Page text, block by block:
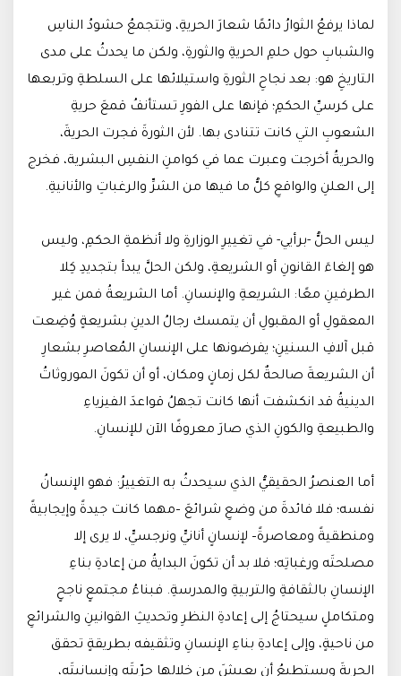
لماذا يرفعُ الثوارُ دائمًا شعارَ الحريةِ، وتتجمعُ حشودُ الناسِ
والشبابِ حول حلمِ الحريةِ والثورةِ، ولكن ما يحدثُ على مدى
التاريخِ هو: بعد نجاحِ الثورةِ واستيلائها على السلطةِ وتربعها
على كرسيِّ الحكمِ؛ فإنها على الفورِ تستأنفُ قمعَ حريةِ
الشعوبِ التي كانت تتنادى بها. لأن الثورةَ فجرت الحريةَ،
والحريةُ أخرجت وعبرت عما في كوامنِ النفسِ البشرية، فخرج
إلى العلنِ والواقعِ كلُّ ما فيها من الشرِّ والرغباتِ والأنانيةِ.
ليس الحلُّ -برأيي- في تغييرِ الوزارةِ ولا أنظمةِ الحكمِ، وليس
هو إلغاءَ القانونِ أو الشريعةِ، ولكن الحلَّ يبدأ بتجديدِ كِلا
الطرفينِ معًا: الشريعةِ والإنسانِ. أما الشريعةُ فمن غير
المعقولِ أو المقبولِ أن يتمسك رجالُ الدينِ بشريعةٍ وُضِعت
قبل آلافِ السنينِ؛ يفرضونها على الإنسانِ المُعاصرِ بشعارِ
أن الشريعةَ صالحةٌ لكل زمانٍ ومكان، أو أن تكونَ الموروثاتُ
الدينيةُ قد انكشفت أنها كانت تجهلُ قواعدَ الفيزياءِ
والطبيعةِ والكونِ الذي صارَ معروفًا الآن للإنسانِ.
أما العنصرُ الحقيقيُّ الذي سيحدثُ به التغييرُ: فهو الإنسانُ
نفسه؛ فلا فائدةَ من وضعِ شرائعَ –مهما كانت جيدةً وإيجابيةً
ومنطقيةً ومعاصرةً– لإنسانٍ أنانيٍّ ونرجسيٍّ، لا يرى إلا
مصلحتَه ورغباتِه؛ فلا بد أن تكونَ البدايةُ من إعادةِ بناءِ
الإنسانِ بالثقافةِ والتربيةِ والمدرسةِ. فبناءُ مجتمعٍ ناجحٍ
ومتكاملٍ سيحتاجُ إلى إعادةِ النظرِ وتحديثِ القوانينِ والشرائعِ
من ناحيةٍ، وإلى إعادةِ بناءِ الإنسانِ وتثقيفه بطريقةٍ تحقق
الحريةَ ويستطيعُ أن يعيشَ من خلالها حرّيتَه وإنسانيتَه،